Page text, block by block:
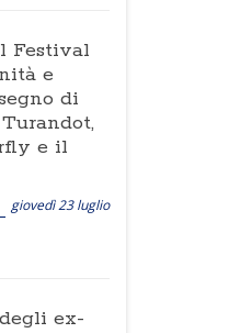
Festival
e
di
e il
giovedì 23 luglio
ex-